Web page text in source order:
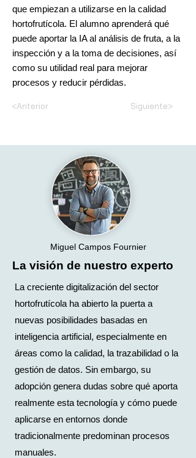
que empiezan a utilizarse en la calidad
hortofrutícola. El alumno aprenderá qué
puede aportar la IA al análisis de fruta, a la
inspección y a la toma de decisiones, así
como su utilidad real para mejorar
procesos y reducir pérdidas.
<Anterior Siguiente>
Miguel Campos Fournier
La visión de nuestro experto
La creciente digitalización del sector
hortofrutícola ha abierto la puerta a
nuevas posibilidades basadas en
inteligencia artificial, especialmente en
áreas como la calidad, la trazabilidad o la
gestión de datos. Sin embargo, su
adopción genera dudas sobre qué aporta
realmente esta tecnología y cómo puede
aplicarse en entornos donde
tradicionalmente predominan procesos
manuales.